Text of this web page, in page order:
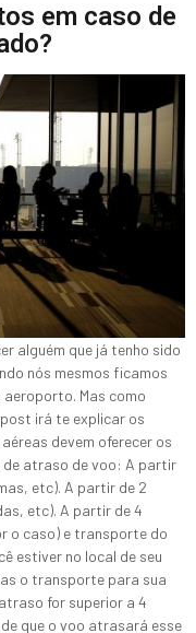
em caso de
alguém que já tenho sido
nós mesmos ficamos
aeroporto. Mas como
irá te explicar os
devem oferecer os
de atraso de voo: A partir
etc). A partir de 2
etc). A partir de 4
o caso) e transporte do
estiver no local de seu
o transporte para sua
for superior a 4
que o voo atrasará esse